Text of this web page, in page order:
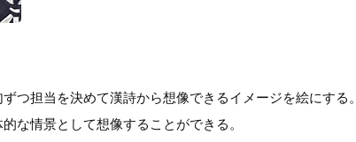
つ担当を決めて漢詩から想像できるイメージを絵にする。
な情景として想像することができる。